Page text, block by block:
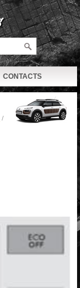
CONTACTS
/